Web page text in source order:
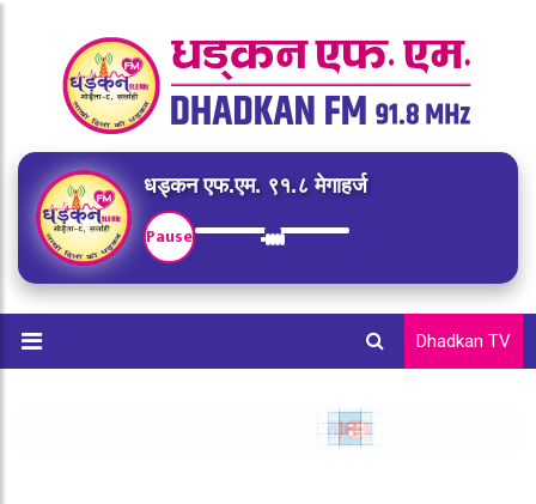
धड्कन एफ.एम. ९१.८ मेगाहर्ज
Pause
Dhadkan TV